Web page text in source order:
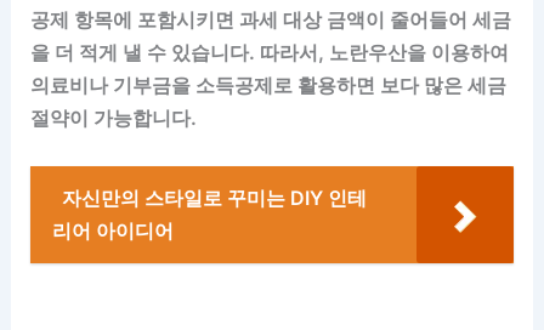
공제 항목에 포함시키면 과세 대상 금액이 줄어들어 세금
을 더 적게 낼 수 있습니다. 따라서, 노란우산을 이용하여
의료비나 기부금을 소득공제로 활용하면 보다 많은 세금
절약이 가능합니다.
자신만의 스타일로 꾸미는 DIY 인테
리어 아이디어